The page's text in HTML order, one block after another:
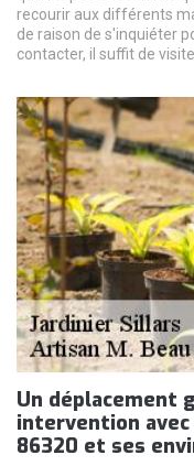
recourir aux différents
de raison de s'inquiéter
contacter, il suffit de
Un déplacement
intervention avec
86320 et ses